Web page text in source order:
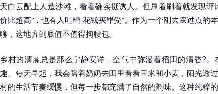
天白云配上人造沙滩，看着确实挺诱人。但刷着刷着就发现
价比超高”，也有人吐槽“花钱买罪受”。作为一个刚去踩过点的
聊，这地方到底值不值得掏腰包。
乡村的清晨总是那么宁静安详，空气中弥漫着稻田的清香?
趣。每天早起，我会陪着奶奶去田里看看玉米和小麦，阳光透
村的生活节奏缓慢，但每一步都充满了自然的韵味。这种纯粹